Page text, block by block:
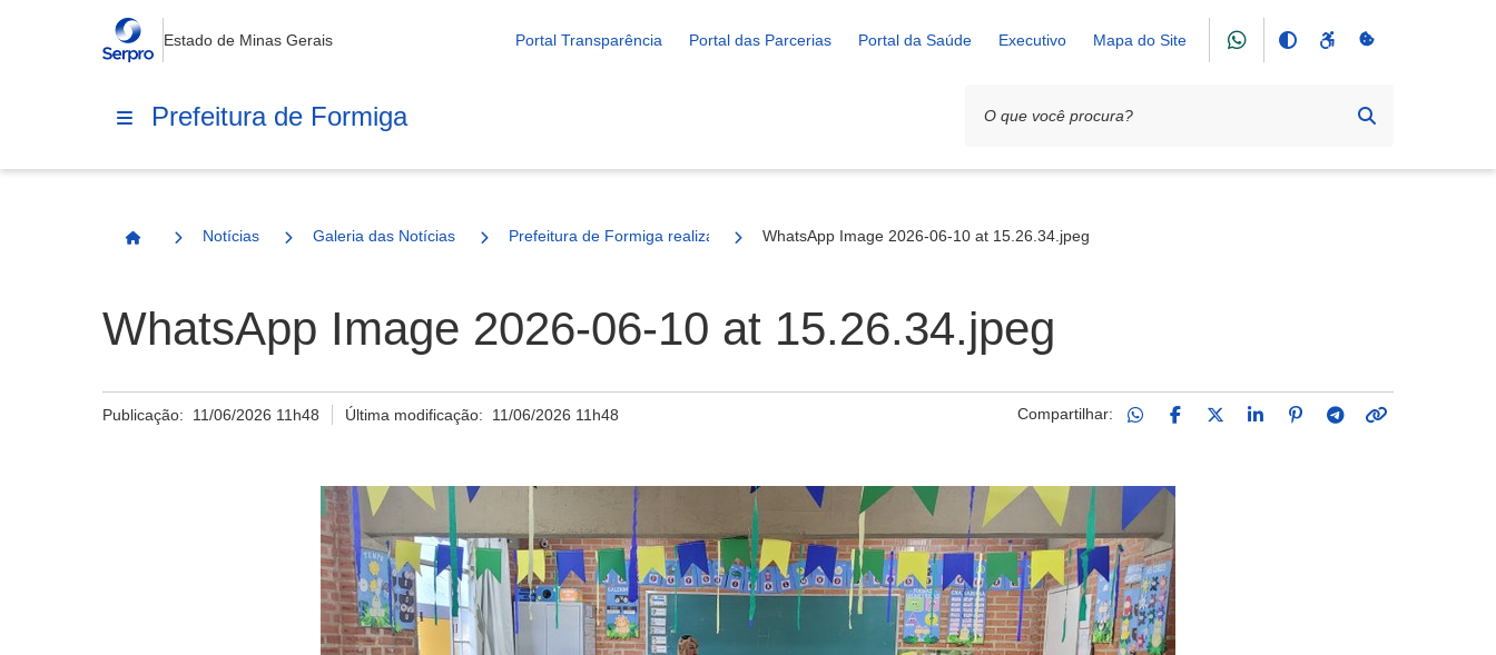
Estado de Minas Gerais Portal Transparência Portal das Parcerias Portal da Saúde Executivo Mapa do Site
Prefeitura de Formiga
Página Inicial
Notícias Galeria das Notícias Prefeitura de Formiga realiza ações do Projeto Educação Ambiental nas escolas do Município
WhatsApp Image 2026-06-10 at 15.26.34.jpeg
WhatsApp Image 2026-06-10 at 15.26.34.jpeg
Publicação: 11/06/2026 11h48 Última modificação: 11/06/2026 11h48 Compartilhar: